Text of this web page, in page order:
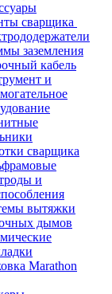
сварщика
заземления
кабель
и
сварщика
и
вытяжки
дымов
Marathon